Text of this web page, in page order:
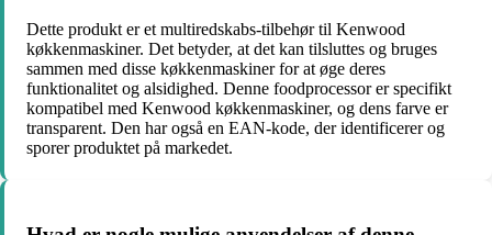
Dette produkt er et multiredskabs-tilbehør til Kenwood
køkkenmaskiner. Det betyder, at det kan tilsluttes og bruges
sammen med disse køkkenmaskiner for at øge deres
funktionalitet og alsidighed. Denne foodprocessor er specifikt
kompatibel med Kenwood køkkenmaskiner, og dens farve er
transparent. Den har også en EAN-kode, der identificerer og
sporer produktet på markedet.